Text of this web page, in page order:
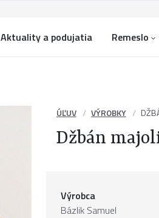
Aktuality a podujatia Remeslo
ÚĽUV VÝROBKY
Džbán
Výrobca
Bázlik Samuel